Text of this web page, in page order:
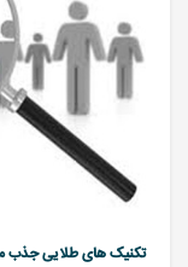
تکنیک های طلایی جذب